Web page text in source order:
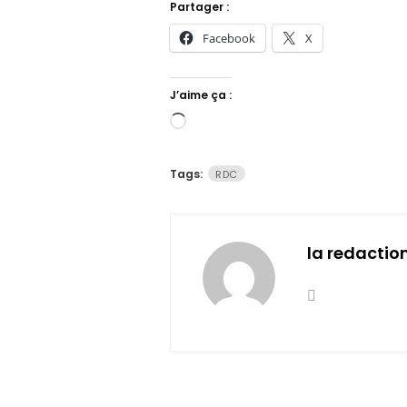
Partager :
Facebook X
J’aime ça :
Chargement…
Tags: RDC
la